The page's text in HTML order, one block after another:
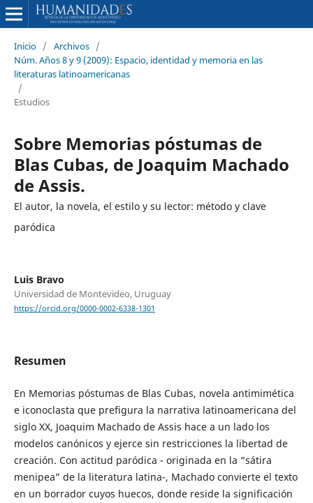
Inicio / Archivos /
Núm. Años 8 y 9 (2009): Espacio, identidad y memoria en las
literaturas latinoamericanas
/
Estudios
Sobre Memorias póstumas de
Blas Cubas, de Joaquim Machado
de Assis.
El autor, la novela, el estilo y su lector: método y clave
paródica
Luis Bravo
Universidad de Montevideo, Uruguay
https://orcid.org/0000-0002-6338-1301
Resumen
En Memorias póstumas de Blas Cubas, novela antimimética
e iconoclasta que prefigura la narrativa latinoamericana del
siglo XX, Joaquim Machado de Assis hace a un lado los
modelos canónicos y ejerce sin restricciones la libertad de
creación. Con actitud paródica - originada en la “sátira
menipea” de la literatura latina-, Machado convierte el texto
en un borrador cuyos huecos, donde reside la significación